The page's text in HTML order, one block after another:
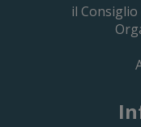
19 Giugno
il Consiglio